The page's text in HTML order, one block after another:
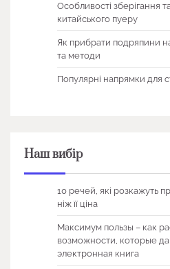
Особливості зберігання
китайського пуеру
Як прибрати подряпини
та методи
Популярні напрямки для
Наш вибір
10 речей, які розкажуть
ніж її ціна
Максимум пользы – как
возможности, которые
электронная книга